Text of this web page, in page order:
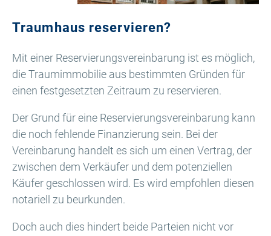
Traumhaus reservieren?
Mit einer Reservierungsvereinbarung ist es möglich,
die Traumimmobilie aus bestimmten Gründen für
einen festgesetzten Zeitraum zu reservieren.
Der Grund für eine Reservierungsvereinbarung kann
die noch fehlende Finanzierung sein. Bei der
Vereinbarung handelt es sich um einen Vertrag, der
zwischen dem Verkäufer und dem potenziellen
Käufer geschlossen wird. Es wird empfohlen diesen
notariell zu beurkunden.
Doch auch dies hindert beide Parteien nicht vor